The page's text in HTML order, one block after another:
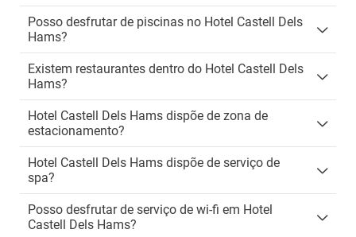
Posso desfrutar de piscinas no Hotel Castell Dels
Hams?
Existem restaurantes dentro do Hotel Castell Dels
Hams?
Hotel Castell Dels Hams dispõe de zona de
estacionamento?
Hotel Castell Dels Hams dispõe de serviço de
spa?
Posso desfrutar de serviço de wi-fi em Hotel
Castell Dels Hams?